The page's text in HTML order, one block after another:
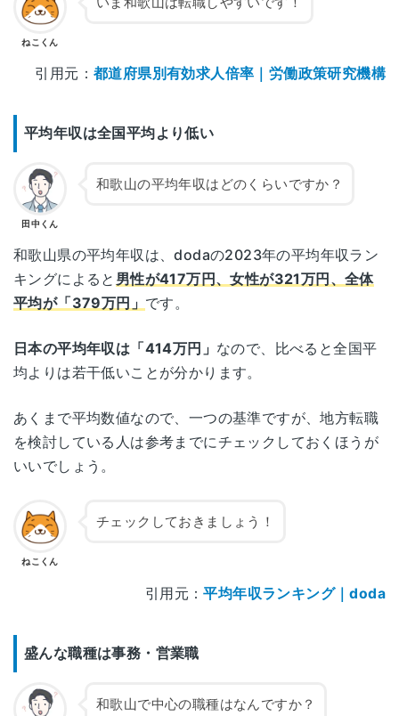
ねこくん
引用元： 都道府県別有効求人倍率｜労働政策研究機構
平均年収は全国平均より低い
田中くん
和歌山の平均年収はどのくらいですか？
和歌山県の平均年収は、dodaの2023年の平均年収ラン
キングによると 男性が417万円、女性が321万円、全体
平均が「379万円」 です。
日本の平均年収は「414万円」 なので、比べると全国平
均よりは若干低いことが分かります。
あくまで平均数値なので、一つの基準ですが、地方転職
を検討している人は参考までにチェックしておくほうが
いいでしょう。
ねこくん
チェックしておきましょう！
引用元：平均年収ランキング｜doda
盛んな職種は事務・営業職
和歌山で中心の職種はなんですか？